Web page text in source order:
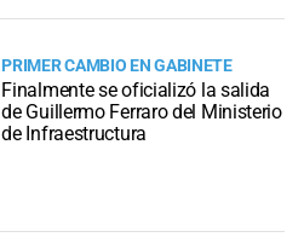
PRIMER CAMBIO EN GABINETE
Finalmente se oficializó la salida
de Guillermo Ferraro del Ministerio
de Infraestructura